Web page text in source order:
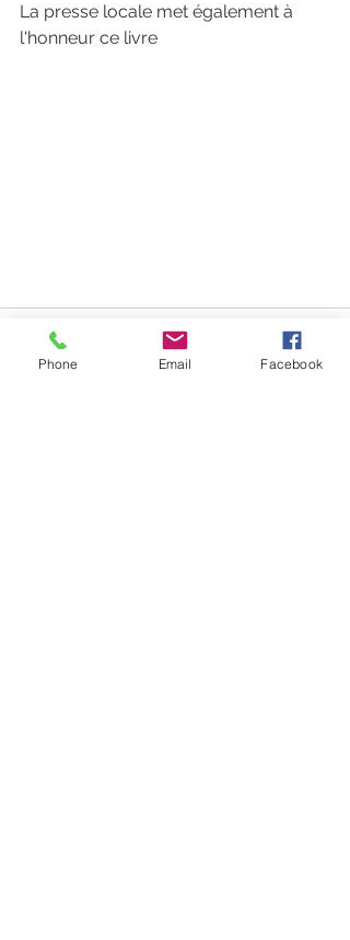
La presse locale met également à
l'honneur ce livre
Phone Email Facebook